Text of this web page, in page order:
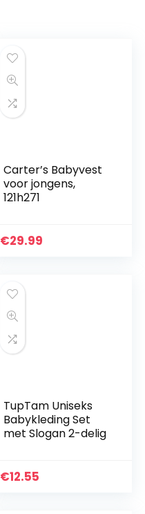
Carter’s Babyvest
voor jongens,
121h271
€29.99
TupTam Uniseks
Babykleding Set
met Slogan 2-delig
€12.55